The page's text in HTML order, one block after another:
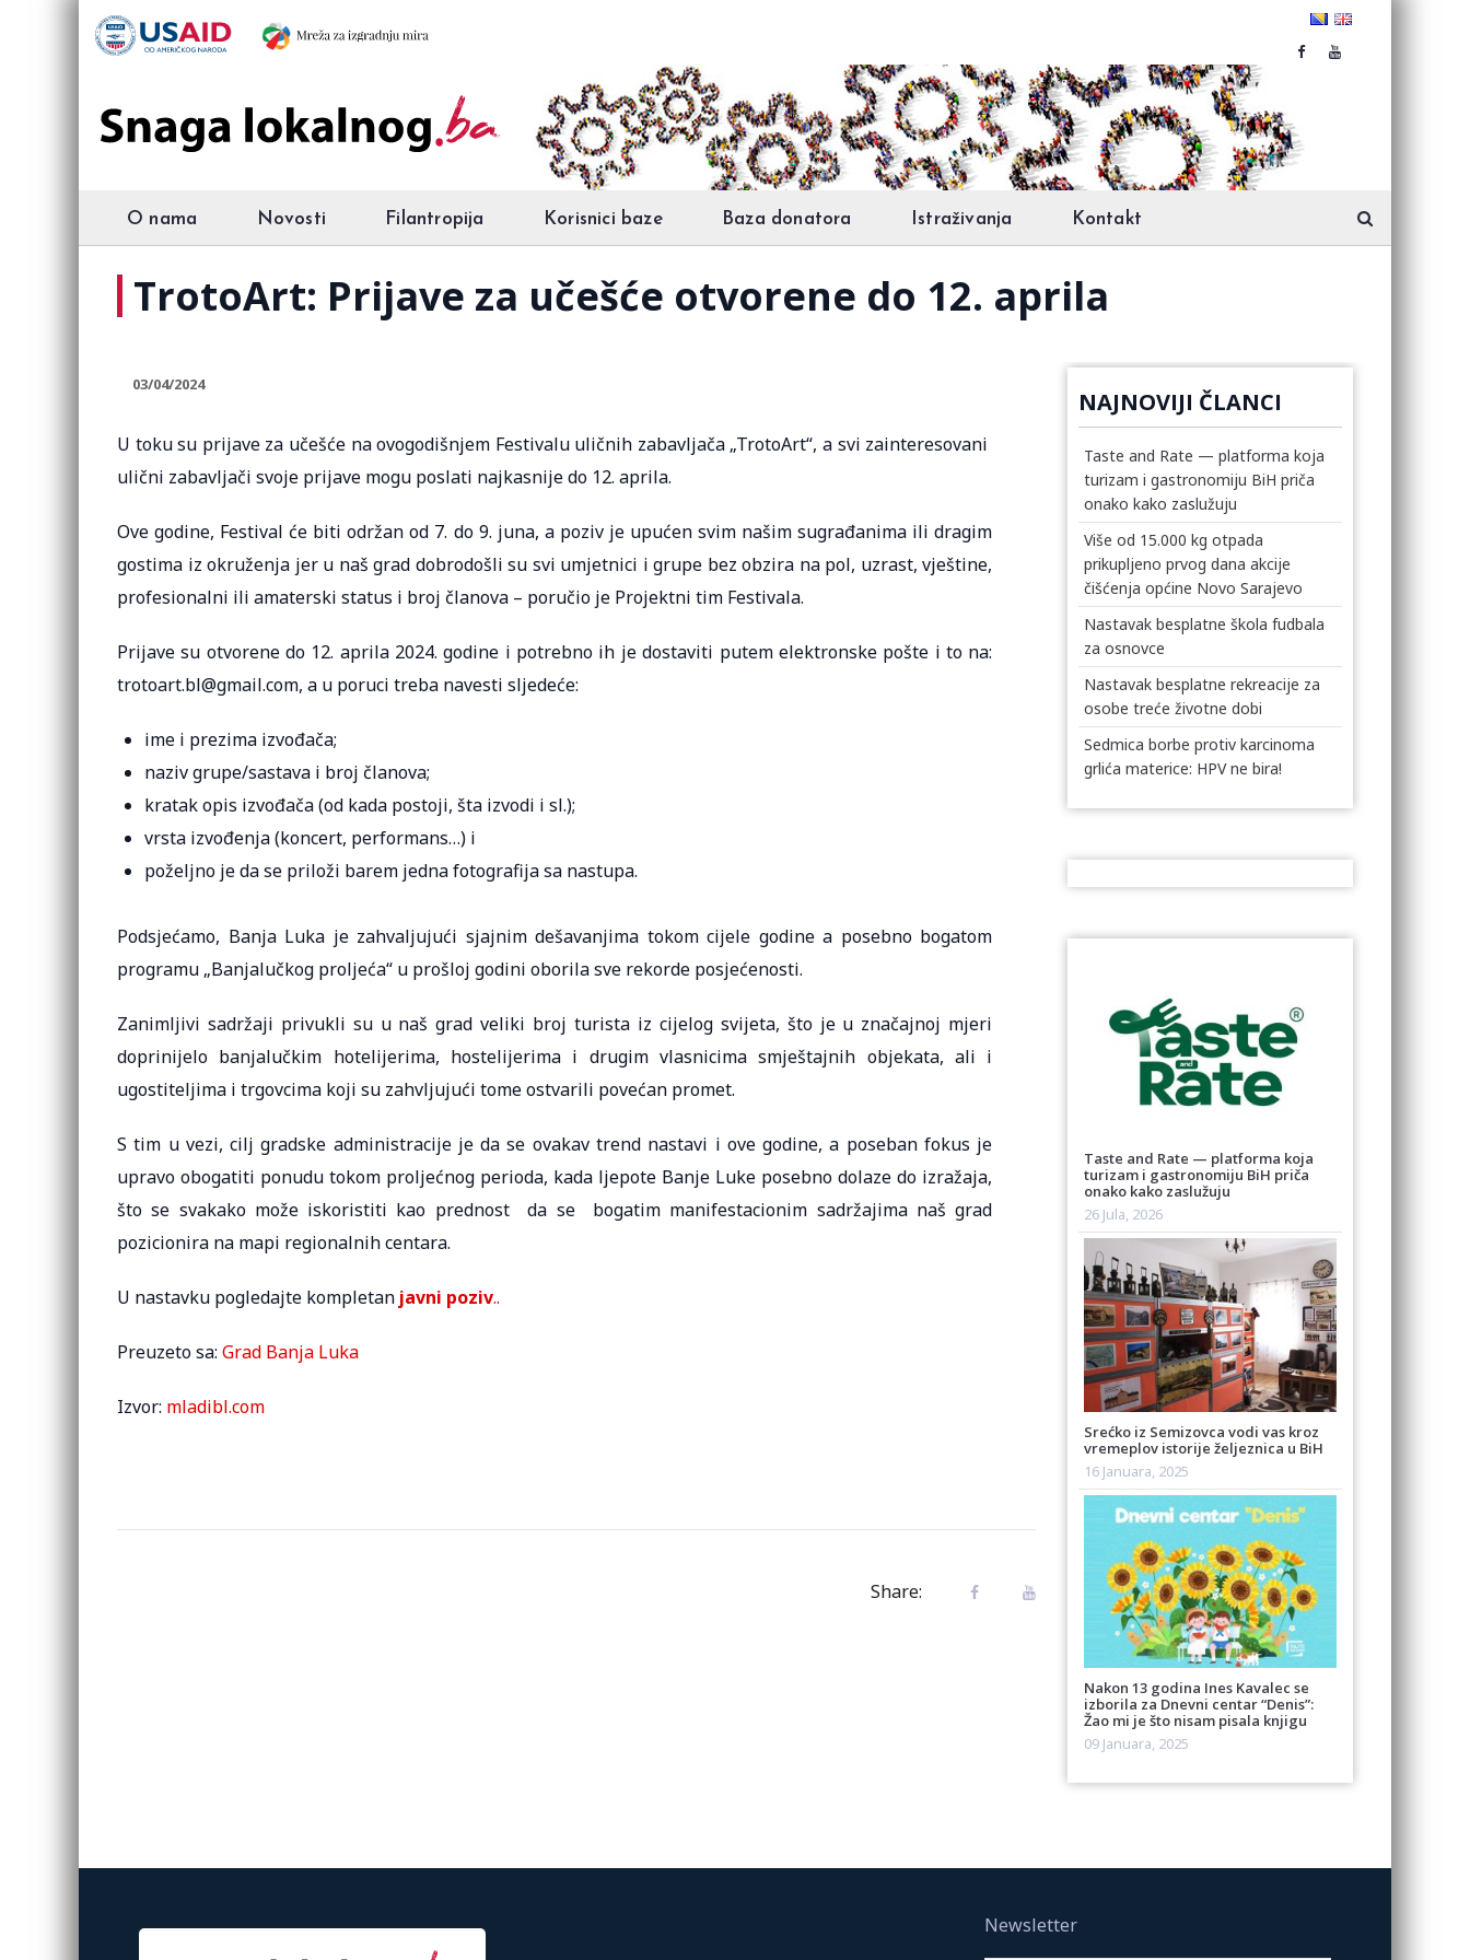
O nama Novosti Filantropija Korisnici baze Baza donatora Istraživanja Kontakt
TrotoArt: Prijave za učešće otvorene do 12. aprila
03/04/2024
U toku su prijave za učešće na ovogodišnjem Festivalu uličnih zabavljača „TrotoArt“, a svi zainteresovani
ulični zabavljači svoje prijave mogu poslati najkasnije do 12. aprila.
Ove godine, Festival će biti održan od 7. do 9. juna, a poziv je upućen svim našim sugrađanima ili dragim
gostima iz okruženja jer u naš grad dobrodošli su svi umjetnici i grupe bez obzira na pol, uzrast, vještine,
profesionalni ili amaterski status i broj članova – poručio je Projektni tim Festivala.
Prijave su otvorene do 12. aprila 2024. godine i potrebno ih je dostaviti putem elektronske pošte i to na:
trotoart.bl@gmail.com, a u poruci treba navesti sljedeće:
ime i prezima izvođača;
naziv grupe/sastava i broj članova;
kratak opis izvođača (od kada postoji, šta izvodi i sl.);
vrsta izvođenja (koncert, performans…) i
poželjno je da se priloži barem jedna fotografija sa nastupa.
Podsjećamo, Banja Luka je zahvaljujući sjajnim dešavanjima tokom cijele godine a posebno bogatom
programu „Banjalučkog proljeća“ u prošloj godini oborila sve rekorde posjećenosti.
Zanimljivi sadržaji privukli su u naš grad veliki broj turista iz cijelog svijeta, što je u značajnoj mjeri
doprinijelo banjalučkim hotelijerima, hostelijerima i drugim vlasnicima smještajnih objekata, ali i
ugostiteljima i trgovcima koji su zahvljujući tome ostvarili povećan promet.
S tim u vezi, cilj gradske administracije je da se ovakav trend nastavi i ove godine, a poseban fokus je
upravo obogatiti ponudu tokom proljećnog perioda, kada ljepote Banje Luke posebno dolaze do izražaja,
što se svakako može iskoristiti kao prednost da se bogatim manifestacionim sadržajima naš grad
pozicionira na mapi regionalnih centara.
U nastavku pogledajte kompletan javni poziv..
Preuzeto sa: Grad Banja Luka
Izvor: mladibl.com
Share:
NAJNOVIJI ČLANCI
Taste and Rate — platforma koja
turizam i gastronomiju BiH priča
onako kako zaslužuju
Više od 15.000 kg otpada
prikupljeno prvog dana akcije
čišćenja općine Novo Sarajevo
Nastavak besplatne škola fudbala
za osnovce
Nastavak besplatne rekreacije za
osobe treće životne dobi
Sedmica borbe protiv karcinoma
grlića materice: HPV ne bira!
Taste and Rate — platforma koja
turizam i gastronomiju BiH priča
onako kako zaslužuju
26 Jula, 2026
Srećko iz Semizovca vodi vas kroz
vremeplov istorije željeznica u BiH
16 Januara, 2025
Nakon 13 godina Ines Kavalec se
izborila za Dnevni centar “Denis”:
Žao mi je što nisam pisala knjigu
09 Januara, 2025
Newsletter